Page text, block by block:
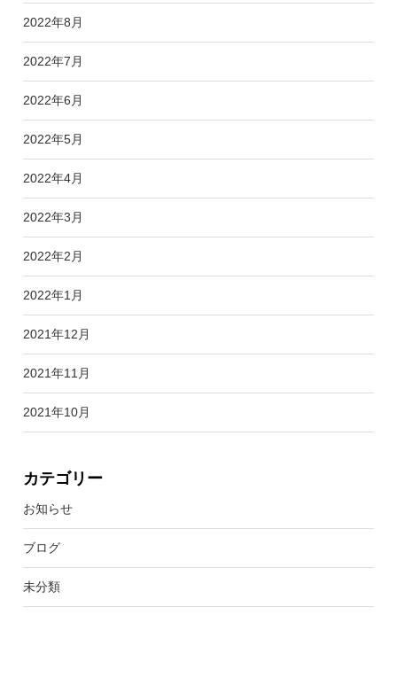
2022年8月
2022年7月
2022年6月
2022年5月
2022年4月
2022年3月
2022年2月
2022年1月
2021年12月
2021年11月
2021年10月
カテゴリー
お知らせ
ブログ
未分類